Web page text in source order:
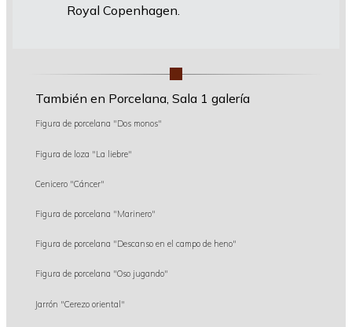
Royal Copenhagen.
También en Porcelana, Sala 1 galería
Figura de porcelana "Dos monos"
Figura de loza "La liebre"
Cenicero "Cáncer"
Figura de porcelana "Marinero"
Figura de porcelana "Descanso en el campo de heno"
Figura de porcelana "Oso jugando"
Jarrón "Cerezo oriental"